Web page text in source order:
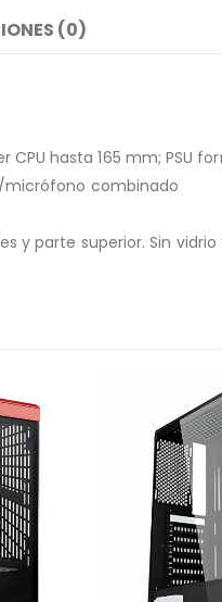
(0)
hasta 165 mm; PSU
micrófono combinado
y parte superior. Sin